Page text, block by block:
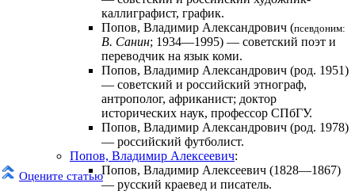
Оцените статью
каллиграфист, график.
Попов, Владимир Александрович (псевдоним:
В. Санин; 1934—1995) — советский поэт и
переводчик на язык коми.
Попов, Владимир Александрович (род. 1951)
— советский и российский этнограф,
антрополог, африканист; доктор
исторических наук, профессор СПбГУ.
Попов, Владимир Александрович (род. 1978)
— российский футболист.
Попов, Владимир Алексеевич:
Попов, Владимир Алексеевич (1828—1867)
— русский краевед и писатель.